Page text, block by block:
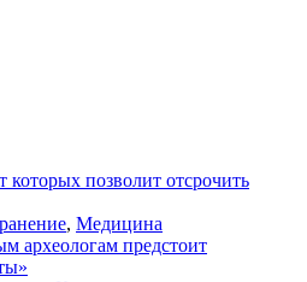
позволит отсрочить
, Медицина
археологам предстоит